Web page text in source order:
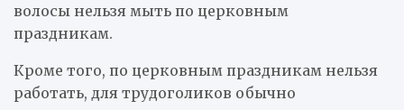
волосы нельзя мыть по церковным
праздникам.
Кроме того, по церковным праздникам нельзя
работать, для трудоголиков обычно